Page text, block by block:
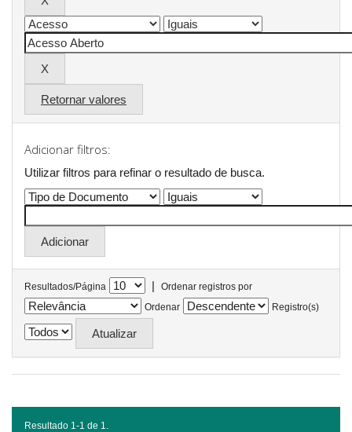
Retornar valores
Adicionar filtros:
Utilizar filtros para refinar o resultado de busca.
Resultados/Página |
Ordenar registros por
Ordenar
Registro(s)
Resultado 1-1 de 1.